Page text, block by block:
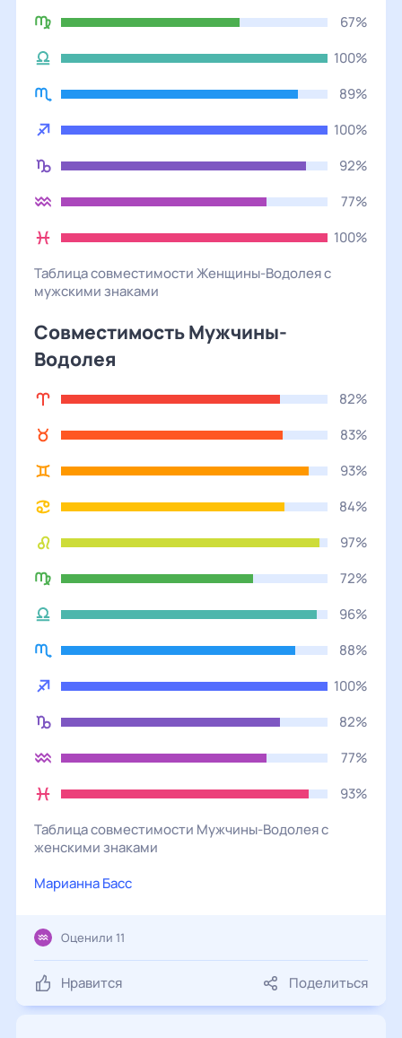
67%
100%
89%
100%
92%
77%
100%
Таблица совместимостиЖенщины-Водолеяс
мужскимизнаками
Совместимость Мужчины-
Водолея
82%
83%
93%
84%
97%
72%
96%
88%
100%
82%
77%
93%
Таблица совместимости Мужчины-Водолеяс
женскимизнаками
Марианна Басс
Нравится Поделиться
Оценили 11